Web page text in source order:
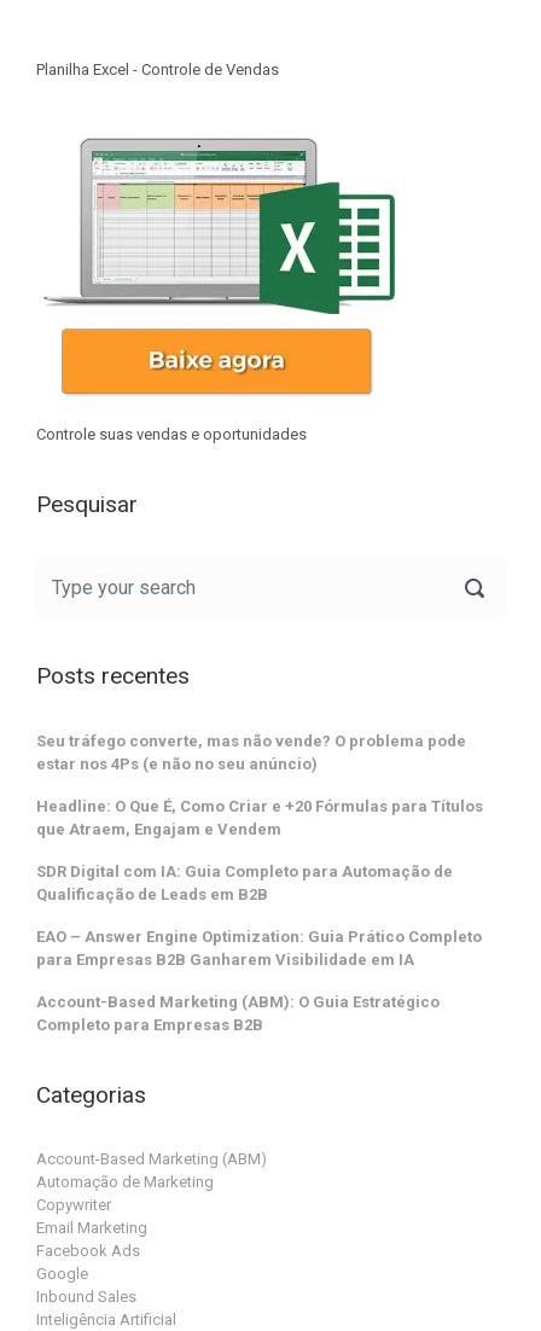
Planilha Excel - Controle de Vendas
Controle suas vendas e oportunidades
Pesquisar
Posts recentes
Seu tráfego converte, mas não vende? O problema pode
estar nos 4Ps (e não no seu anúncio)
Headline: O Que É, Como Criar e +20 Fórmulas para Títulos
que Atraem, Engajam e Vendem
SDR Digital com IA: Guia Completo para Automação de
Qualificação de Leads em B2B
EAO – Answer Engine Optimization: Guia Prático Completo
para Empresas B2B Ganharem Visibilidade em IA
Account-Based Marketing (ABM): O Guia Estratégico
Completo para Empresas B2B
Categorias
Account-Based Marketing (ABM)
Automação de Marketing
Copywriter
Email Marketing
Facebook Ads
Google
Inbound Sales
Inteligência Artificial